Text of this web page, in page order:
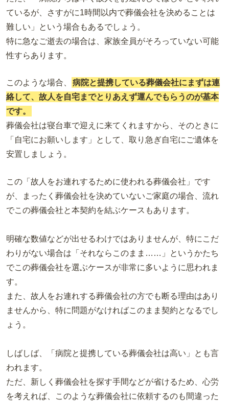
ているが、さすがに1時間以内で葬儀会社を決めることは
難しい」という場合もあるでしょう。
特に急なご逝去の場合は、家族全員がそろっていない可能
性すらあります。
このような場合、
病院と提携している葬儀会社にまずは連
絡して、故人を自宅までとりあえず運んでもらうのが基本
です。
葬儀会社は寝台車で迎えに来てくれますから、そのときに
「自宅にお願いします」として、取り急ぎ自宅にご遺体を
安置しましょう。
この「故人をお連れするために使われる葬儀会社」です
が、まったく葬儀会社を決めていないご家庭の場合、流れ
でこの葬儀会社と本契約を結ぶケースもあります。
明確な数値などが出せるわけではありませんが、特にこだ
わりがない場合は「それならこのまま……」というかたち
でこの葬儀会社を選ぶケースが非常に多いように思われま
す。
また、故人をお連れする葬儀会社の方でも断る理由はあり
ませんから、特に問題がなければこのまま契約となるでし
ょう。
しばしば、「病院と提携している葬儀会社は高い」とも言
われます。
ただ、新しく葬儀会社を探す手間などが省けるため、心労
を考えれば、このような葬儀会社に依頼するのも間違った